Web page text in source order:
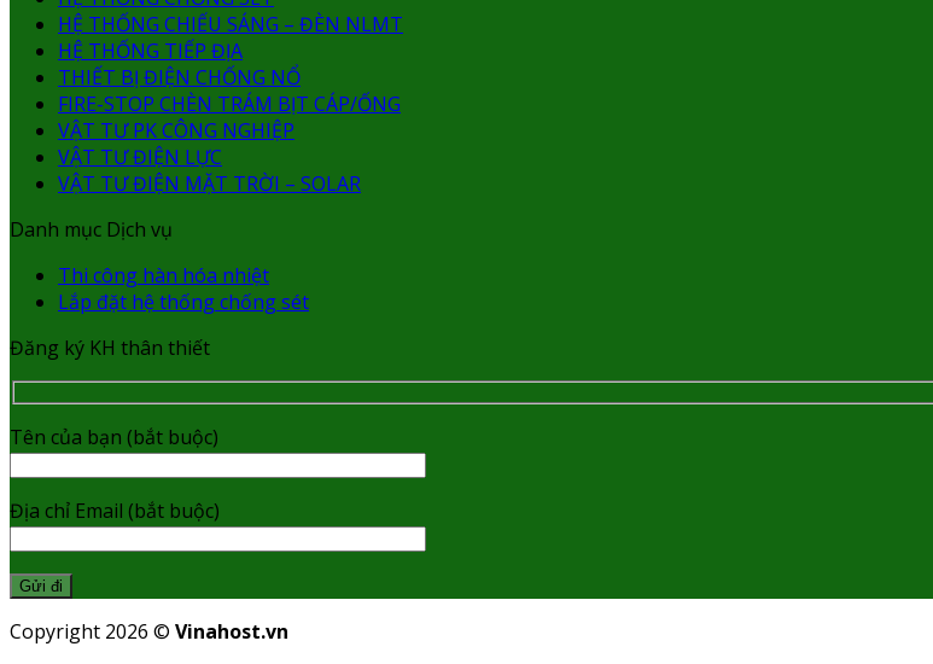
HỆ THỐNG CHIẾU SÁNG – ĐÈN NLMT
HỆ THỐNG TIẾP ĐỊA
THIẾT BỊ ĐIỆN CHỐNG NỔ
FIRE-STOP CHÈN TRÁM BỊT CÁP/ỐNG
VẬT TƯ PK CÔNG NGHIỆP
VẬT TƯ ĐIỆN LỰC
VẬT TƯ ĐIỆN MẶT TRỜI – SOLAR
Danh mục Dịch vụ
Thi công hàn hóa nhiệt
Lắp đặt hệ thống chống sét
Đăng ký KH thân thiết
Tên của bạn (bắt buộc)
Địa chỉ Email (bắt buộc)
Copyright 2026 © Vinahost.vn